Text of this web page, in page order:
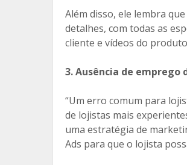
Além disso, ele lembra
detalhes, com todas as
cliente e vídeos do
3. Ausência de
“Um erro comum para
de lojistas mais
uma estratégia de
Ads para que o lojista